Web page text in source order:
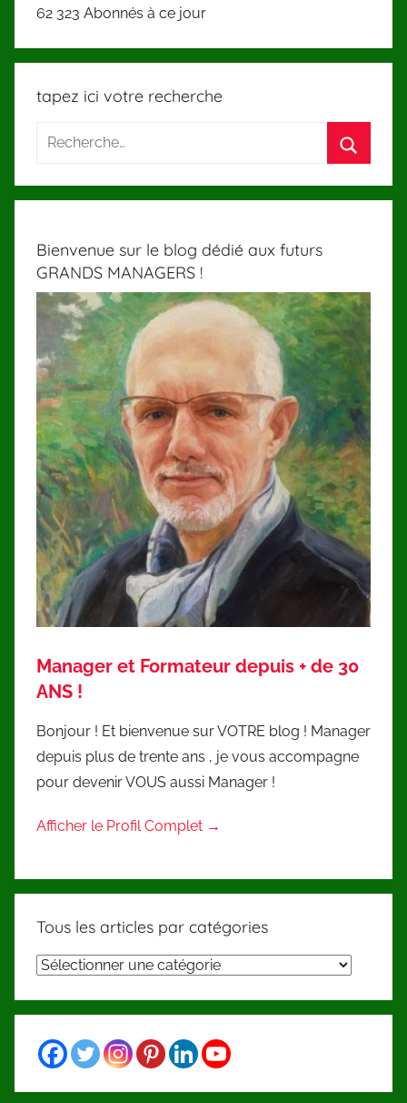
62 323 Abonnés à ce jour
tapez ici votre recherche
Bienvenue sur le blog dédié aux futurs
GRANDS MANAGERS !
Manager et Formateur depuis + de 30
ANS !
Bonjour ! Et bienvenue sur VOTRE blog ! Manager
depuis plus de trente ans , je vous accompagne
pour devenir VOUS aussi Manager !
Afficher le Profil Complet →
Tous les articles par catégories
Tous
articles
par
catégories